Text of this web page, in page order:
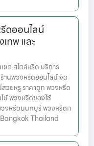
ดออนไลน์
ทพ และ
ต สไตล์หรีด บริการ
านพวงหรีดออนไลน์ จัด
วยหรู ราคาถูก พวงหรีด
พวงหรีดของใช้
งหรีดนนทบุรี พวงหรีดก
Thailand